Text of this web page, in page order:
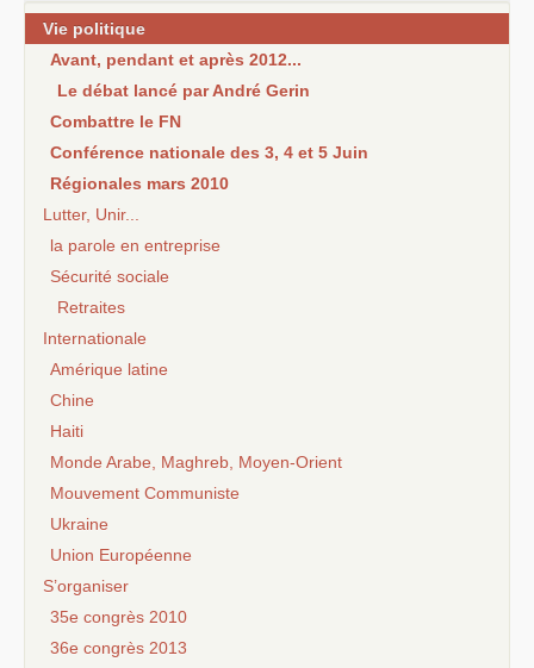
Vie politique
Avant, pendant et après 2012...
Le débat lancé par André Gerin
Combattre le FN
Conférence nationale des 3, 4 et 5 Juin
Régionales mars 2010
Lutter, Unir...
la parole en entreprise
Sécurité sociale
Retraites
Internationale
Amérique latine
Chine
Haiti
Monde Arabe, Maghreb, Moyen-Orient
Mouvement Communiste
Ukraine
Union Européenne
S’organiser
35e congrès 2010
36e congrès 2013